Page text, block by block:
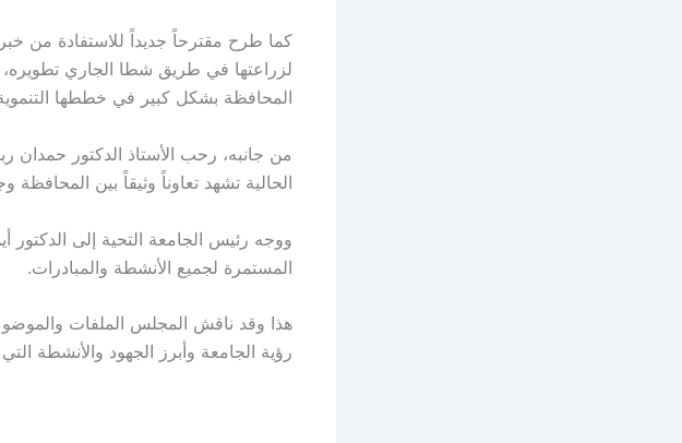
كما طرح مقترحاً جديداً للاستفادة من
لزراعتها في طريق شطا الجاري تطويره،
المحافظة بشكل كبير في خططها
من جانبه، رحب الأستاذ الدكتور حمدان
الحالية تشهد تعاوناً وثيقاً بين
ووجه رئيس الجامعة التحية إلى الدكتور
المستمرة لجميع الأنشطة والمبادرات.
هذا وقد ناقش المجلس الملفات
رؤية الجامعة وأبرز الجهود والأنشطة